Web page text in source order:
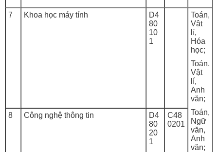
7 Khoa học máy tính
D4
80
10
1
Toán,
Vật
lí,
Hóa
học;
Toán,
Vật
lí,
Anh
văn;
Toán,
Ngữ
văn,
Anh
văn;
8 Công nghệ thông tin
D4
80
20
1
C48
0201